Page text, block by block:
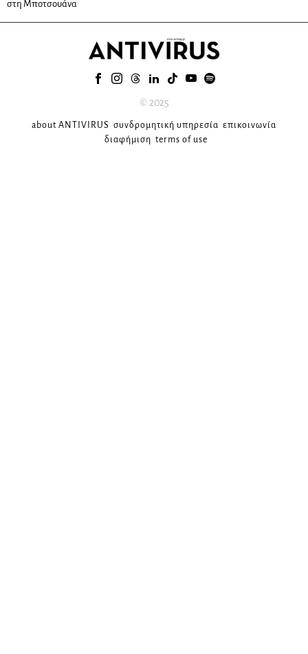
στη Μποτσουάνα
© 2025
about ANTIVIRUS συνδρομητική υπηρεσία επικοινωνία
διαφήμιση terms of use